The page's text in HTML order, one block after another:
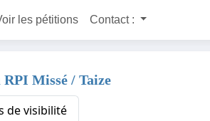
les pétitions Contact :
Missé / Taize
de visibilité